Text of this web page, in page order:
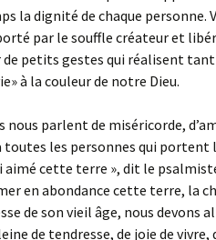
la dignité de chaque personne.
par le souffle créateur et
petits gestes qui réalisent tant
à la couleur de notre Dieu.
nous parlent de miséricorde,
les personnes qui portent
aimé cette terre », dit le
en abondance cette terre, la
de son vieil âge, nous devons
de tendresse, de joie de vivre,